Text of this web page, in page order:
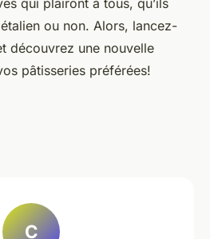
qui plairont à tous, qu’ils
ou non. Alors, lancez-
découvrez une nouvelle
pâtisseries préférées!
C